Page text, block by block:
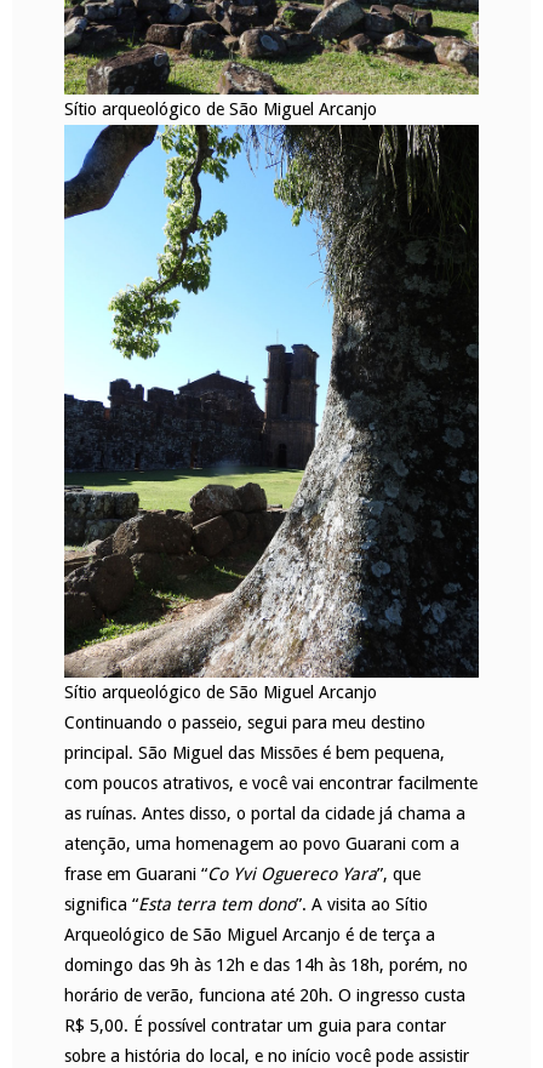
Sítio arqueológico de São Miguel Arcanjo
Sítio arqueológico de São Miguel Arcanjo
Continuando o passeio, segui para meu destino
principal. São Miguel das Missões é bem pequena,
com poucos atrativos, e você vai encontrar facilmente
as ruínas. Antes disso, o portal da cidade já chama a
atenção, uma homenagem ao povo Guarani com a
frase em Guarani “Co Yvi Oguereco Yara”, que
significa “Esta terra tem dono”. A visita ao Sítio
Arqueológico de São Miguel Arcanjo é de terça a
domingo das 9h às 12h e das 14h às 18h, porém, no
horário de verão, funciona até 20h. O ingresso custa
R$ 5,00. É possível contratar um guia para contar
sobre a história do local, e no início você pode assistir